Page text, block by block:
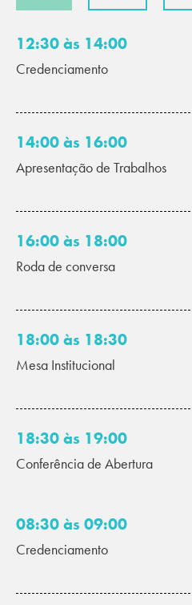
12:30 às 14:00
Credenciamento
14:00 às 16:00
Apresentação de Trabalhos
16:00 às 18:00
Roda de conversa
18:00 às 18:30
Mesa Institucional
18:30 às 19:00
Conferência de Abertura
08:30 às 09:00
Credenciamento